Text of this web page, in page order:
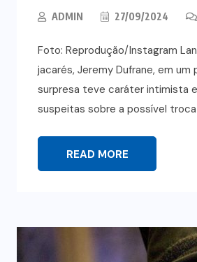
ADMIN 27/09/2024
Foto: Reprodução/Instagram
jacarés, Jeremy Dufrane, em
surpresa teve caráter intimista
suspeitas sobre a possível troca
READ MORE